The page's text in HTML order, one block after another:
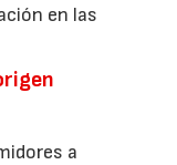
en las
a